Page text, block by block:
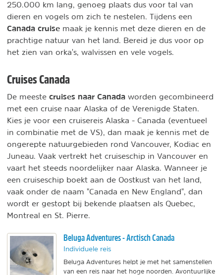
250.000 km lang, genoeg plaats dus voor tal van
dieren en vogels om zich te nestelen. Tijdens een
Canada cruise maak je kennis met deze dieren en de
prachtige natuur van het land. Bereid je dus voor op
het zien van orka's, walvissen en vele vogels.
Cruises Canada
De meeste cruises naar Canada worden gecombineerd
met een cruise naar Alaska of de Verenigde Staten.
Kies je voor een cruisereis Alaska - Canada (eventueel
in combinatie met de VS), dan maak je kennis met de
ongerepte natuurgebieden rond Vancouver, Kodiac en
Juneau. Vaak vertrekt het cruiseschip in Vancouver en
vaart het steeds noordelijker naar Alaska. Wanneer je
een cruiseschip boekt aan de Oostkust van het land,
vaak onder de naam "Canada en New England", dan
wordt er gestopt bij bekende plaatsen als Quebec,
Montreal en St. Pierre.
Beluga Adventures - Arctisch Canada
Individuele reis
Beluga Adventures helpt je met het samenstellen
van een reis naar het hoge noorden. Avontuurlijke